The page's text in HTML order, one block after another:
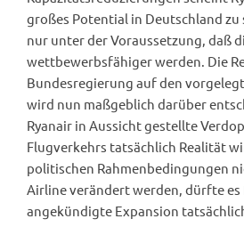
großes Potential in Deutschland zu
nur unter der Voraussetzung, daß
wettbewerbsfähiger werden. Die
Bundesregierung auf den
wird nun maßgeblich darüber
Ryanair in Aussicht gestellte
Flugverkehrs tatsächlich Realität
politischen Rahmenbedingungen
Airline verändert werden, dürfte es
angekündigte Expansion